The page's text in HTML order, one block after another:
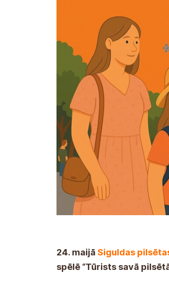
24. maijā Siguldas
spēlē “Tūrists savā